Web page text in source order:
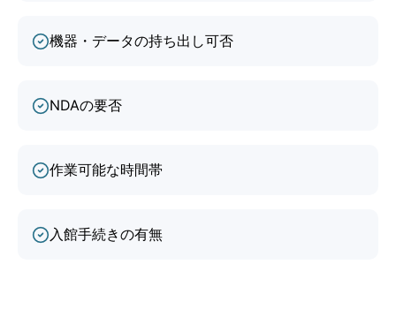
機器・データの持ち出し可否
NDAの要否
作業可能な時間帯
入館手続きの有無